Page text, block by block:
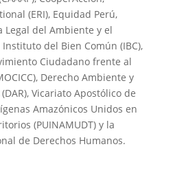
(ERI), Equidad Perú,
Legal del Ambiente y el
Instituto del Bien Común (IBC),
Ciudadano frente al
Derecho Ambiente y
Vicariato Apostólico de
Amazónicos Unidos en
(PUINAMUDT) y la
de Derechos Humanos.